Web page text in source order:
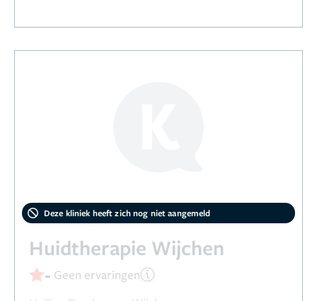
Deze kliniek heeft zich nog niet aangemeld
Huidtherapie Wijchen
- Geen ervaringen